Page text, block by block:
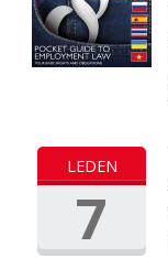
LEDEN
7